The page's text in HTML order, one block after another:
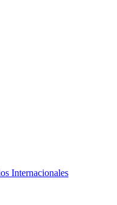
Internacionales